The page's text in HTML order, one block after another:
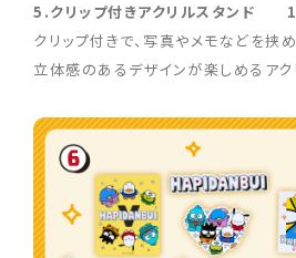
5.クリップ付きアクリルスタンド
クリップ付きで、写真やメモなどを挟
立体感のあるデザインが楽しめるアク